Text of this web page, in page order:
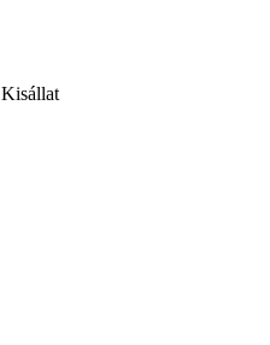
Kisállat